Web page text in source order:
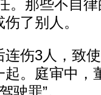
。那些不自
了别人。
伤3人，致使
。庭审中，